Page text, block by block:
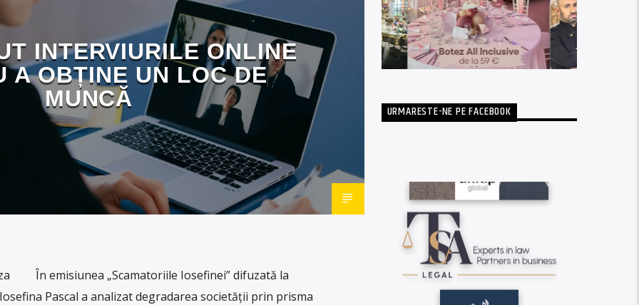
INTERVIURILE ONLINE
A OBȚINE UN LOC DE
MUNCĂ
În emisiunea „Scamatoriile Iosefinei” difuzată la
Pascal a analizat degradarea societății prin prisma
URMARESTE-NE PE FACEBOOK